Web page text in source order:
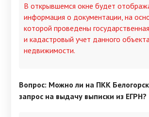
В открывшемся окне будет
информация о документации, на
которой проведены
и кадастровый учет данного объекта
недвижимости.
Вопрос: Можно ли на ПКК
запрос на выдачу выписки из ЕГРН?